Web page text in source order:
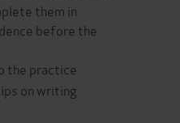
them in
before the
the practice
on writing